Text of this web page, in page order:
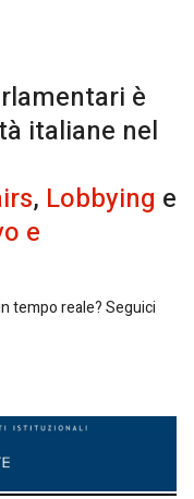
è
italiane nel
, Lobbying e
e
tempo reale? Seguici